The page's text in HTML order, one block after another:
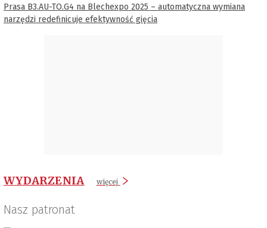
Prasa B3.AU-TO.G4 na Blechexpo 2025 – automatyczna wymiana
narzędzi redefinicuje efektywność gięcia
WYDARZENIA więcej
Nasz patronat